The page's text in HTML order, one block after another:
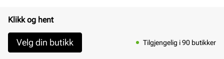
Klikk og hent
Velg din butikk Tilgjengelig i 90 butikker